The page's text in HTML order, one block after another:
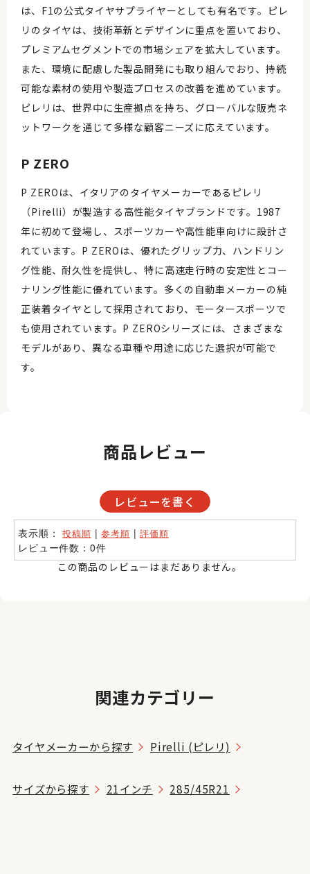
は、F1の公式タイヤサプライヤーとしても有名です。ピレ
リのタイヤは、技術革新とデザインに重点を置いており、
プレミアムセグメントでの市場シェアを拡大しています。
また、環境に配慮した製品開発にも取り組んでおり、持続
可能な素材の使用や製造プロセスの改善を進めています。
ピレリは、世界中に生産拠点を持ち、グローバルな販売ネ
ットワークを通じて多様な顧客ニーズに応えています。
P ZERO
P ZEROは、イタリアのタイヤメーカーであるピレリ
（Pirelli）が製造する高性能タイヤブランドです。1987
年に初めて登場し、スポーツカーや高性能車向けに設計さ
れています。P ZEROは、優れたグリップ力、ハンドリン
グ性能、耐久性を提供し、特に高速走行時の安定性とコー
ナリング性能に優れています。多くの自動車メーカーの純
正装着タイヤとして採用されており、モータースポーツで
も使用されています。P ZEROシリーズには、さまざまな
モデルがあり、異なる車種や用途に応じた選択が可能で
す。
商品レビュー
レビューを書く
表示順：投稿順 |参考順 |評価順
レビュー件数：0件
この商品のレビューはまだありません。
関連カテゴリー
タイヤメーカーから探す Pirelli (ピレリ)
サイズから探す 21インチ 285/45R21